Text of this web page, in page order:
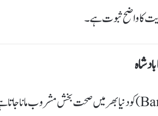
کا واضح ثبوت ہے۔